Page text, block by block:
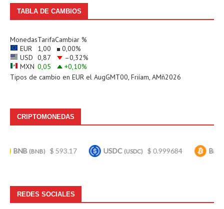
TABLA DE CAMBIOS
MonedasTarifaCambiar %
EUR
1,00 0,00%
USD 0,87 –0,32%
MXN 0,05 +0,10%
Tipos de cambio en EUR el AugGMT00, Friíam, AMñ2026
CRIPTOMONEDAS
(BNB) $ 593.17 USDC(USDC) $ 0.999684 Bitcoin (BTC)
REDES SOCIALES